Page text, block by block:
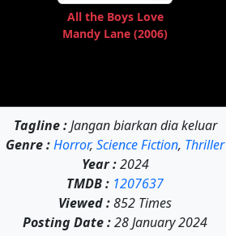
All the Boys Love
Mandy Lane (2006)
Tagline :Jangan biarkan dia keluar
Genre :Horror, Science Fiction, Thriller
Year :2024
TMDB : 1207637
Viewed :852 Times
Posting Date :28 January 2024